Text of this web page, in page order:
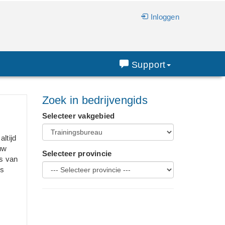
Inloggen
Support
van
Zoek in bedrijvengids
Selecteer vakgebied
Selecteer provincie